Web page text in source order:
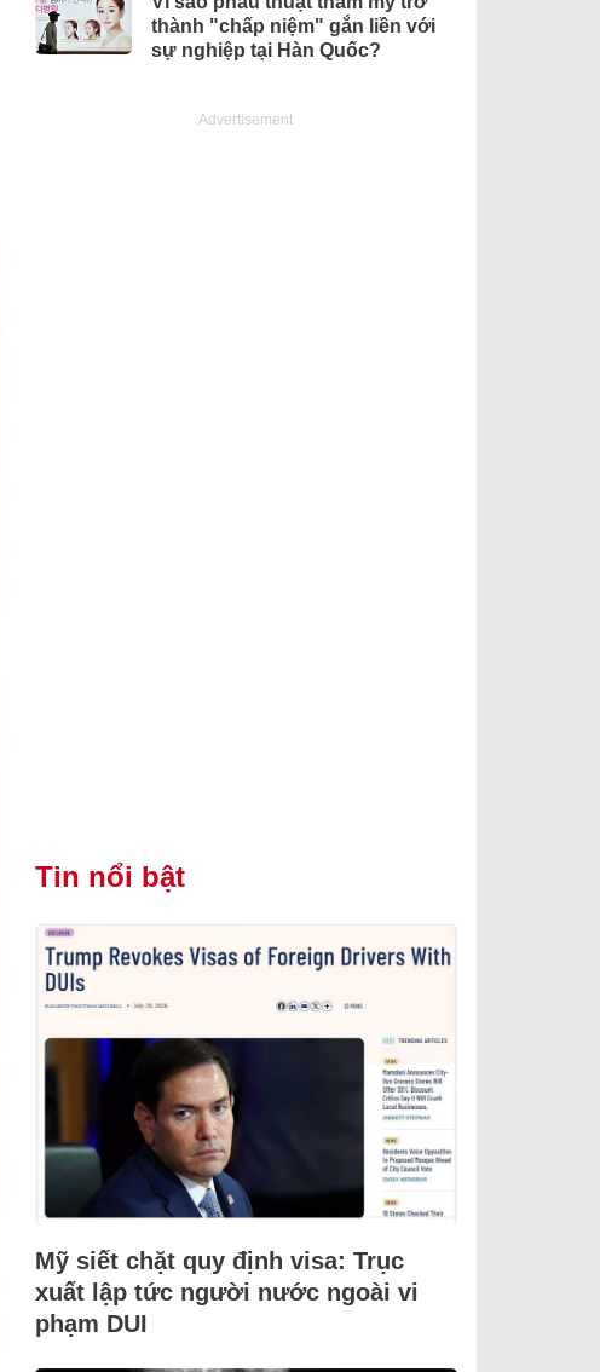
thành "chấp niệm" gắn liền với
sự nghiệp tại Hàn Quốc?
Advertisement
Tin nổi bật
Mỹ siết chặt quy định visa: Trục
xuất lập tức người nước ngoài vi
phạm DUI